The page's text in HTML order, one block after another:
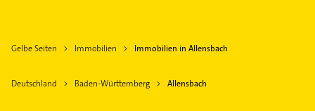
Gelbe Seiten Immobilien Immobilien in Allensbach
Deutschland Baden-Württemberg Allensbach